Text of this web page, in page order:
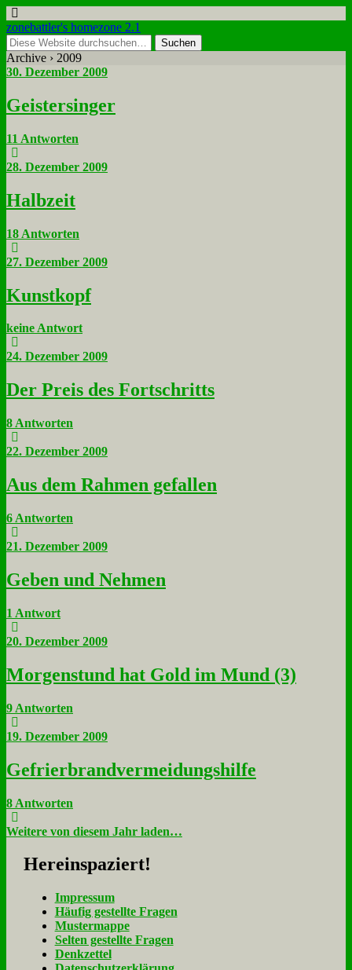
zonebattler's homezone 2.1
Archive › 2009
30. Dezember 2009
Gei­ster­sin­ger
11 Antworten
28. Dezember 2009
Halb­zeit
18 Antworten
27. Dezember 2009
Kunst­kopf
keine Antwort
24. Dezember 2009
Der Preis des Fort­schritts
8 Antworten
22. Dezember 2009
Aus dem Rah­men ge­fal­len
6 Antworten
21. Dezember 2009
Ge­ben und Neh­men
1 Antwort
20. Dezember 2009
Mor­gen­stund hat Gold im Mund (3)
9 Antworten
19. Dezember 2009
Ge­frier­brand­ver­mei­dungs­hil­fe
8 Antworten
Weitere von diesem Jahr laden…
Her­ein­spa­ziert!
Im­pres­sum
Häu­fig ge­stell­te Fra­gen
Mu­ster­map­pe
Sel­ten ge­stell­te Fra­gen
Denk­zet­tel